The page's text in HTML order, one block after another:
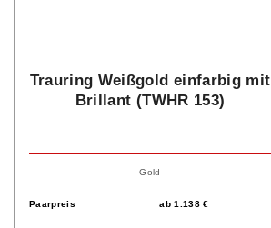
Trauring Weißgold einfarbig mit
Brillant (TWHR 153)
Gold
Paarpreis ab1.138€